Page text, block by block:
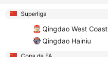
Superliga
Qingdao West Coast
Qingdao Hainiu